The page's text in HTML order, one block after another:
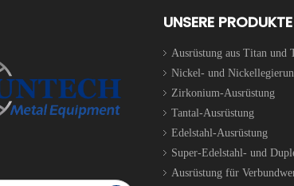
August 2024 begaben sich alle Mitarbeiter von Nanjing
UNSERE PRODUKTE
Ausrüstung aus Titan und
Nickel- und
Zirkonium-Ausrüstung
Tantal-Ausrüstung
Edelstahl-Ausrüstung
Super-Edelstahl- und
Ausrüstung für